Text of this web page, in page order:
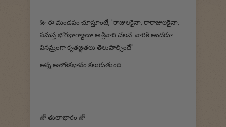
💫‌ ఈ మండపం చూస్తూంటే, 'రాజులకైనా, రారాజులకైనా,
సమస్త భోగభాగ్యాలూ ఆ శ్రీవారి చలవే. వారికి అందరూ
వినమ్రంగా కృతజ్ఞతలు తెలుపాల్సిందే"
అన్న అలౌకికభావం కలుగుతుంది.
🌈 తులాభారం 🌈